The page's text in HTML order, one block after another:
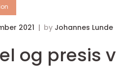
2021 by Johannes Lunde
og presis